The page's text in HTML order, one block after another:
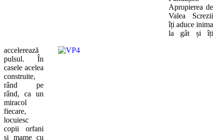
Apropierea de
Valea Screzii
îți aduce inima
la gât și îți
accelerează
pulsul. În
casele acelea
construite,
rând pe
rând, ca un
miracol
fiecare,
locuiesc
copii orfani
și mame cu